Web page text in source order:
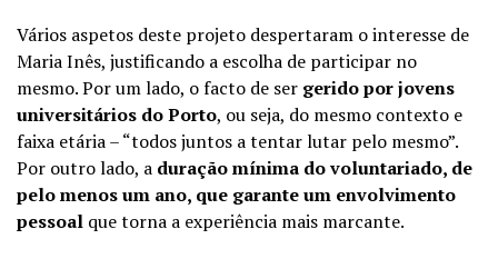
Vários aspetos deste projeto despertaram o interesse de
Maria Inês, justificando a escolha de participar no
mesmo. Por um lado, o facto de ser gerido por jovens
universitários do Porto, ou seja, do mesmo contexto e
faixa etária – “todos juntos a tentar lutar pelo mesmo”.
Por outro lado, a duração mínima do voluntariado, de
pelo menos um ano, que garante um envolvimento
pessoal que torna a experiência mais marcante.